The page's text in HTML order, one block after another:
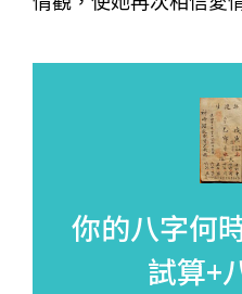
你的八字何
試算+